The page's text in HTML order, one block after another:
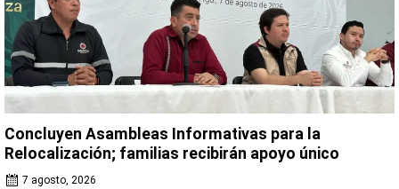
Concluyen Asambleas Informativas para la
Relocalización; familias recibirán apoyo único
7 agosto, 2026